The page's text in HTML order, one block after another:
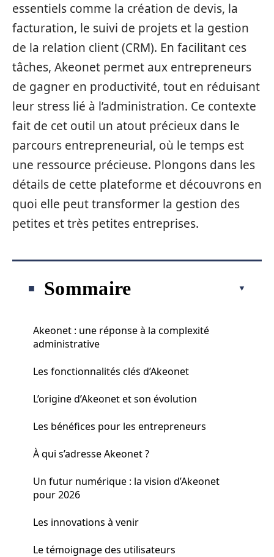
essentiels comme la création de devis, la
facturation, le suivi de projets et la gestion
de la relation client (CRM). En facilitant ces
tâches, Akeonet permet aux entrepreneurs
de gagner en productivité, tout en réduisant
leur stress lié à l’administration. Ce contexte
fait de cet outil un atout précieux dans le
parcours entrepreneurial, où le temps est
une ressource précieuse. Plongons dans les
détails de cette plateforme et découvrons en
quoi elle peut transformer la gestion des
petites et très petites entreprises.
Sommaire
Akeonet : une réponse à la complexité
administrative
Les fonctionnalités clés d’Akeonet
L’origine d’Akeonet et son évolution
Les bénéfices pour les entrepreneurs
À qui s’adresse Akeonet ?
Un futur numérique : la vision d’Akeonet
pour 2026
Les innovations à venir
Le témoignage des utilisateurs